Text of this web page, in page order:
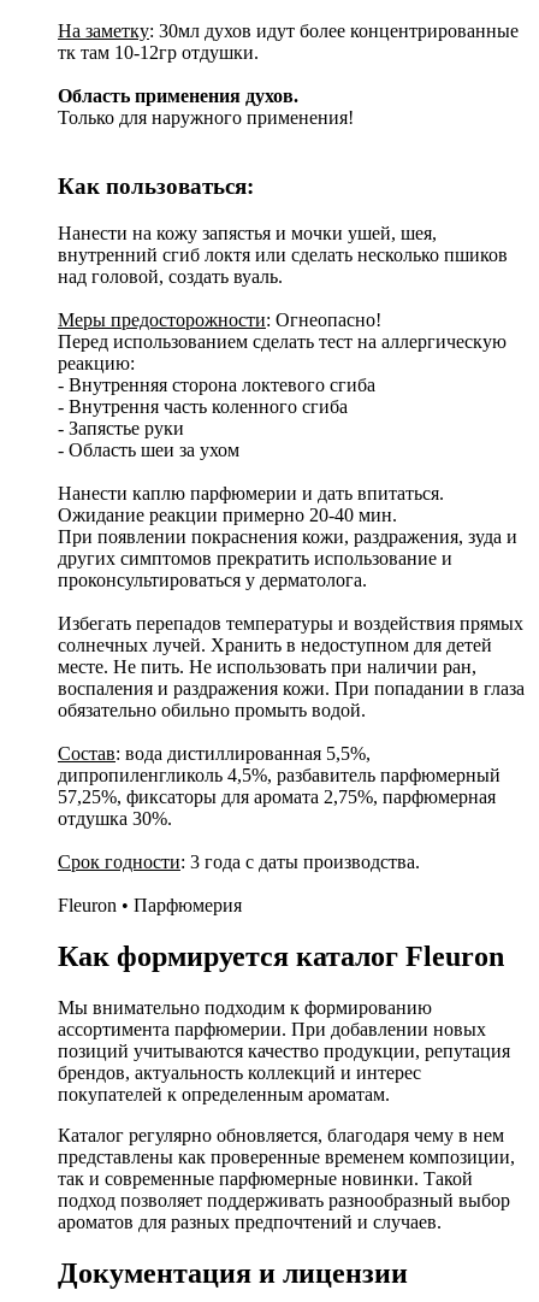
На заметку: 30мл духов идут более концентрированные
тк там 10-12гр отдушки.
Область применения духов.
Только для наружного применения!
Как пользоваться:
Нанести на кожу запястья и мочки ушей, шея,
внутренний сгиб локтя или сделать несколько пшиков
над головой, создать вуаль.
Меры предосторожности: Огнеопасно!
Перед использованием сделать тест на аллергическую
реакцию:
- Внутренняя сторона локтевого сгиба
- Внутрення часть коленного сгиба
- Запястье руки
- Область шеи за ухом
Нанести каплю парфюмерии и дать впитаться.
Ожидание реакции примерно 20-40 мин.
При появлении покраснения кожи, раздражения, зуда и
других симптомов прекратить использование и
проконсультироваться у дерматолога.
Избегать перепадов температуры и воздействия прямых
солнечных лучей. Хранить в недоступном для детей
месте. Не пить. Не использовать при наличии ран,
воспаления и раздражения кожи. При попадании в глаза
обязательно обильно промыть водой.
Состав: вода дистиллированная 5,5%,
дипропиленгликоль 4,5%, разбавитель парфюмерный
57,25%, фиксаторы для аромата 2,75%, парфюмерная
отдушка 30%.
Срок годности: 3 года с даты производства.
Fleuron • Парфюмерия
Как формируется каталог Fleuron
Мы внимательно подходим к формированию
ассортимента парфюмерии. При добавлении новых
позиций учитываются качество продукции, репутация
брендов, актуальность коллекций и интерес
покупателей к определенным ароматам.
Каталог регулярно обновляется, благодаря чему в нем
представлены как проверенные временем композиции,
так и современные парфюмерные новинки. Такой
подход позволяет поддерживать разнообразный выбор
ароматов для разных предпочтений и случаев.
Документация и лицензии